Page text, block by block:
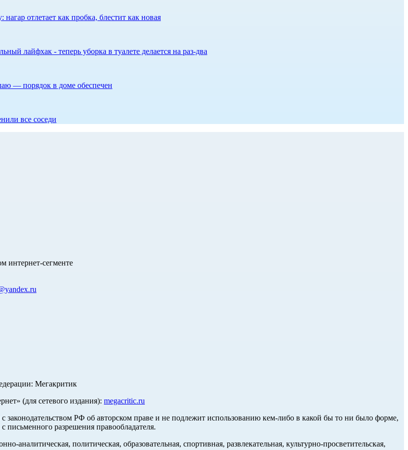
отлетает как пробка, блестит как новая
лайфхак - теперь уборка в туалете делается на раз-два
— порядок в доме обеспечен
все соседи
интернет-сегменте
Мегакритик
(для сетевого издания): megacritic.ru
законодательством РФ об авторском праве и не подлежит использованию кем-либо в какой бы то ни было форме,
письменного разрешения правообладателя.
политическая, образовательная, спортивная, развлекательная, культурно-просветительская,